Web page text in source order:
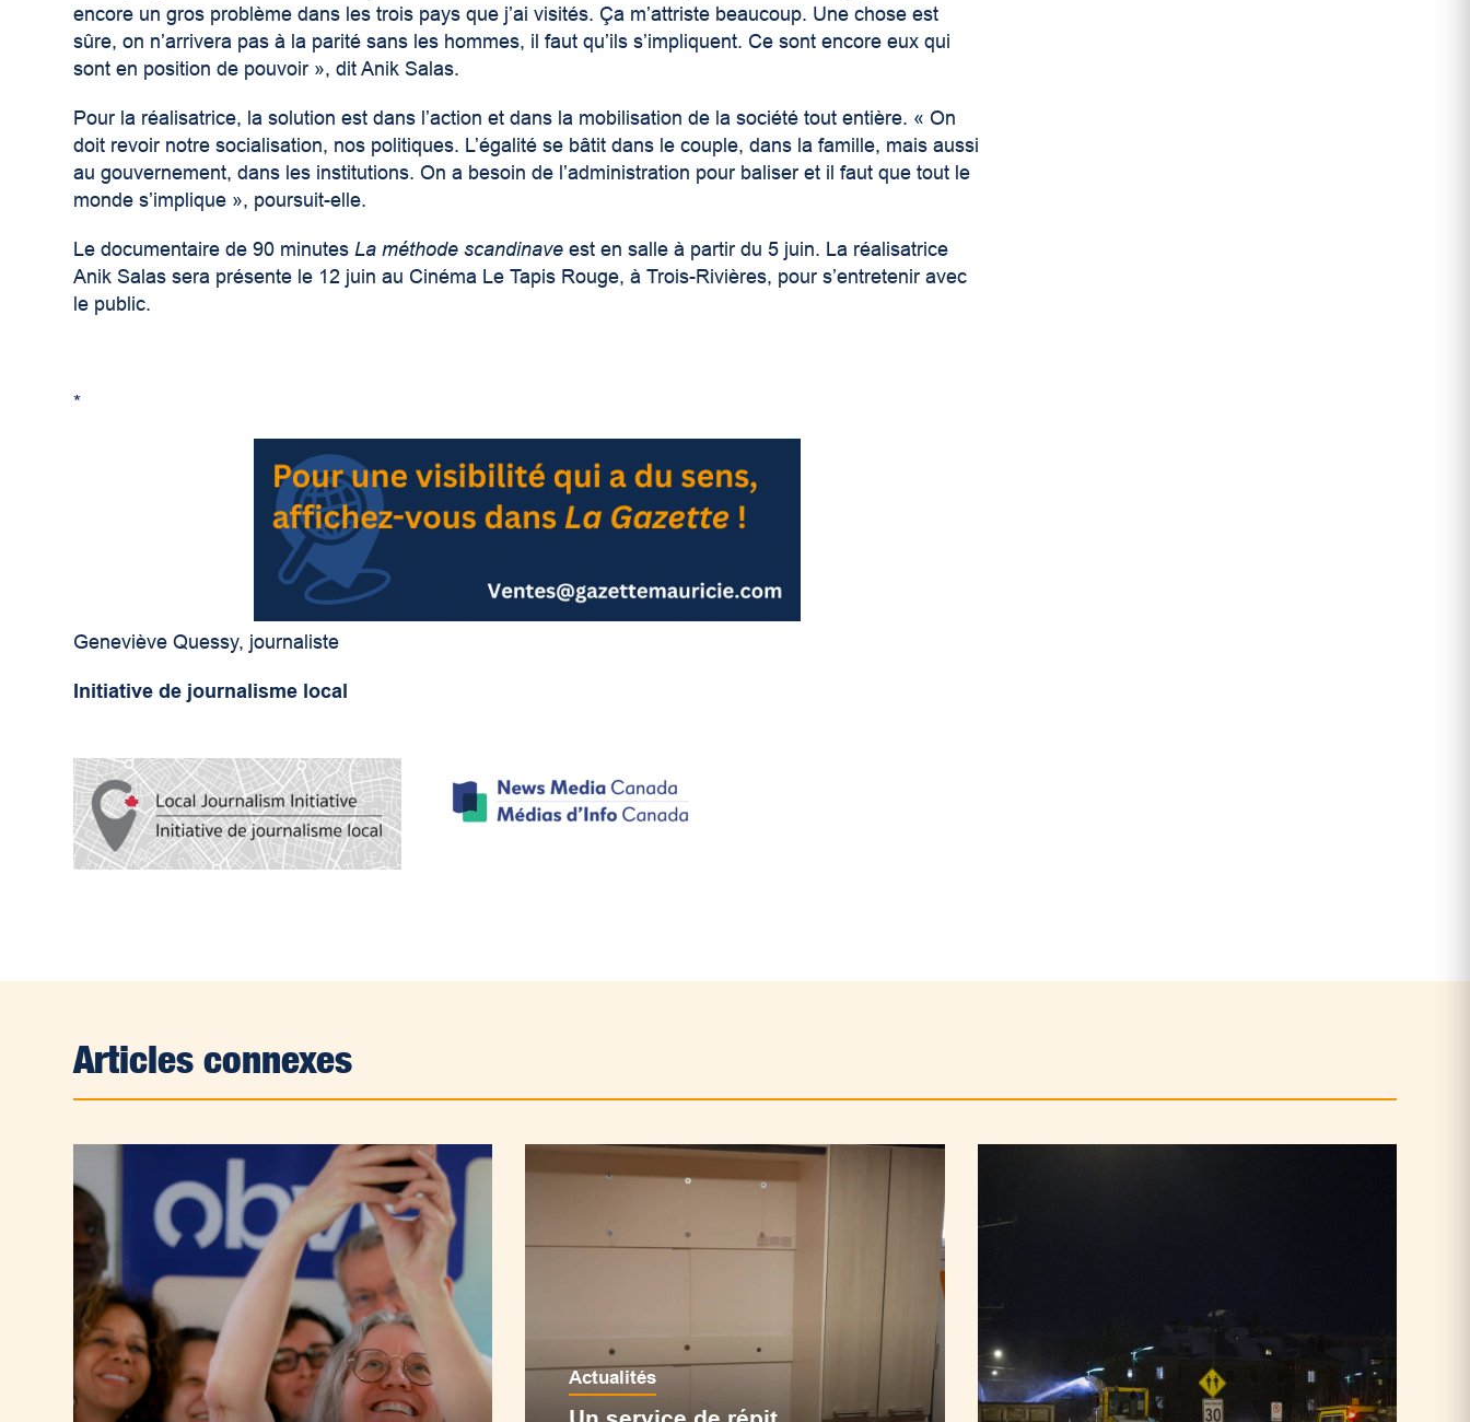
encore un gros problème dans les trois pays que j’ai visités. Ça m’attriste beaucoup. Une chose est
sûre, on n’arrivera pas à la parité sans les hommes, il faut qu’ils s’impliquent. Ce sont encore eux qui
sont en position de pouvoir », dit Anik Salas.
Pour la réalisatrice, la solution est dans l’action et dans la mobilisation de la société tout entière. « On
doit revoir notre socialisation, nos politiques. L’égalité se bâtit dans le couple, dans la famille, mais aussi
au gouvernement, dans les institutions. On a besoin de l’administration pour baliser et il faut que tout le
monde s’implique », poursuit-elle.
Le documentaire de 90 minutesLa méthode scandinave est en salle à partir du 5 juin. La réalisatrice
Anik Salas sera présente le 12 juin au Cinéma Le Tapis Rouge, à Trois-Rivières, pour s’entretenir avec
le public.
*
Geneviève Quessy, journaliste
Initiative de journalisme local
Articles connexes
Actualités